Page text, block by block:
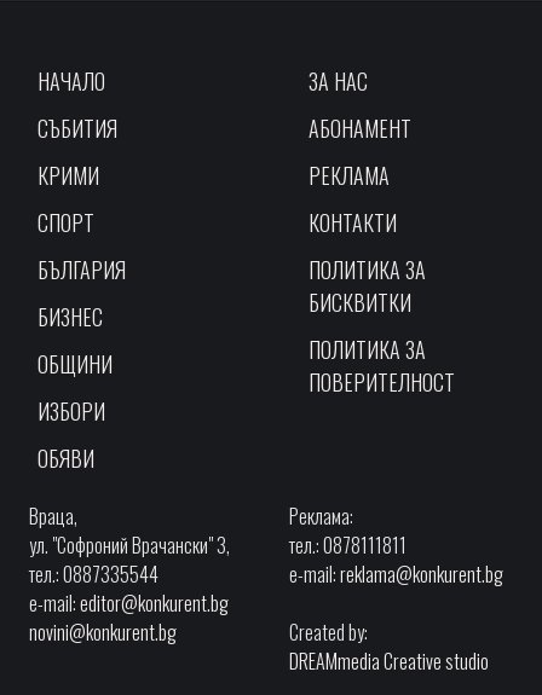
НАЧАЛО
СЪБИТИЯ
КРИМИ
СПОРТ
БЪЛГАРИЯ
БИЗНЕС
ОБЩИНИ
ИЗБОРИ
ОБЯВИ
ЗА НАС
АБОНАМЕНТ
РЕКЛАМА
КОНТАКТИ
ПОЛИТИКА ЗА
БИСКВИТКИ
ПОЛИТИКА ЗА
ПОВЕРИТЕЛНОСТ
Враца,
ул. "Софроний Врачански" 3,
тел.: 0887335544
e-mail:editor@konkurent.bg
novini@konkurent.bg
Реклама:
тел.: 0878111811
e-mail:reklama@konkurent.bg
Created by:
DREAMmedia Creative studio